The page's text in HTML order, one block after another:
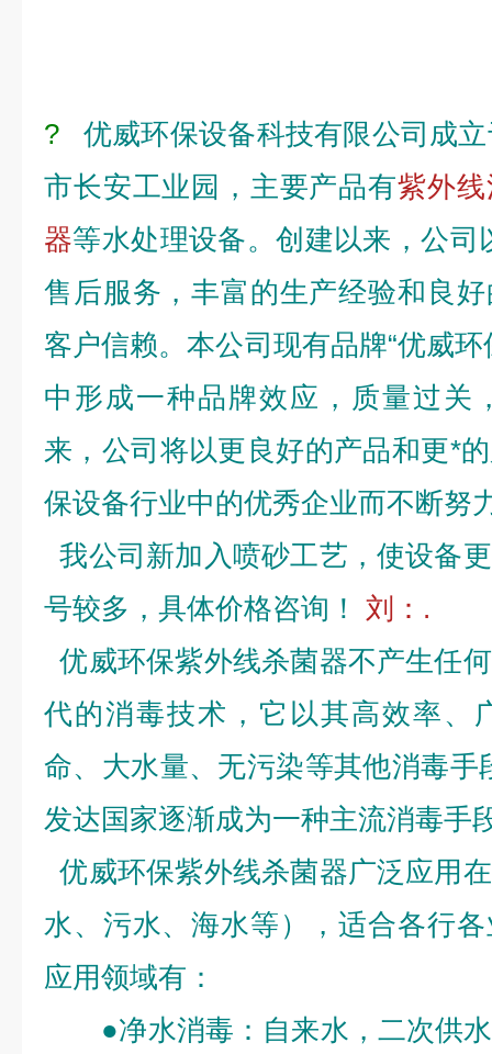
? 优威环保设备科技有限公司成
市长安工业园，主要产品有紫外
器等水处理设备。创建以来，公司
售后服务，丰富的生产经验和良
客户信赖。本公司现有品牌“优威
中形成一种品牌效应，质量过关
来，公司将以更良好的产品和更*
保设备行业中的优秀企业而不断努
我公司新加入喷砂工艺，使设备
号较多，具体价格咨询！ 刘：.
优威环保紫外线杀菌器不产生任
代的消毒技术，它以其高效率、
命、大水量、无污染等其他消毒手
发达国家逐渐成为一种主流消毒手
优威环保紫外线杀菌器广泛应用
水、污水、海水等），适合各行
应用领域有：
●净水消毒：自来水，二次供水